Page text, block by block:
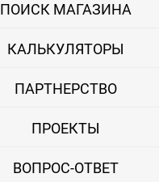
ПОИСК МАГАЗИНА
КАЛЬКУЛЯТОРЫ
ПАРТНЕРСТВО
ПРОЕКТЫ
ВОПРОС-ОТВЕТ